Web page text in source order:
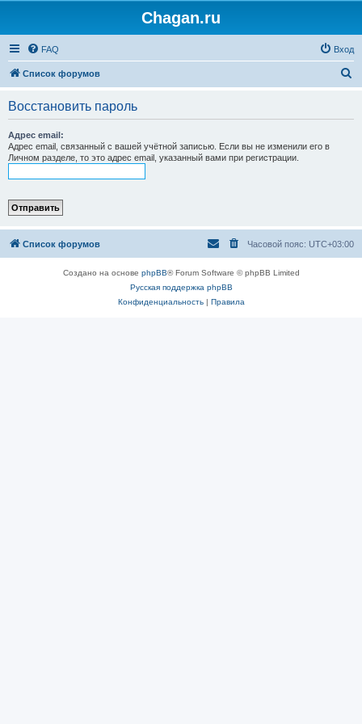
Chagan.ru
FAQ Вход
Список форумов
Восстановить пароль
Адрес email:
Адрес email, связанный с вашей учётной записью. Если вы не изменили его в
Личном разделе, то это адрес email, указанный вами при регистрации.
Список форумов Часовой пояс: UTC+03:00
Создано на основе phpBB® Forum Software © phpBB Limited
Русская поддержка phpBB
Конфиденциальность| Правила